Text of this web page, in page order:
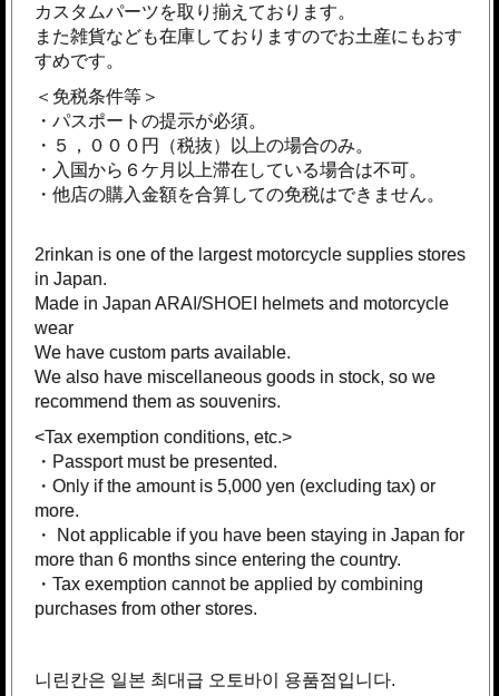
カスタムパーツを取り揃えております。
また雑貨なども在庫しておりますのでお土産にもおす
すめです。
＜免税条件等＞
・パスポートの提示が必須。
・５，０００円（税抜）以上の場合のみ。
・入国から６ケ月以上滞在している場合は不可。
・他店の購入金額を合算しての免税はできません。
2rinkan is one of the largest motorcycle supplies stores
in Japan.
Made in Japan ARAI/SHOEI helmets and motorcycle
wear
We have custom parts available.
We also have miscellaneous goods in stock, so we
recommend them as souvenirs.
<Tax exemption conditions, etc.>
・Passport must be presented.
・Only if the amount is 5,000 yen (excluding tax) or
more.
・ Not applicable if you have been staying in Japan for
more than 6 months since entering the country.
・Tax exemption cannot be applied by combining
purchases from other stores.
니린칸은 일본 최대급 오토바이 용품점입니다.